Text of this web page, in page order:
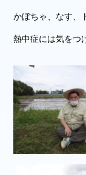
かぼちゃ、なす、
熱中症には気をつ